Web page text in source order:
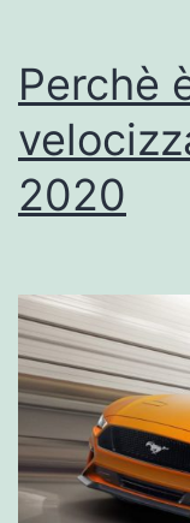
Perchè
2020